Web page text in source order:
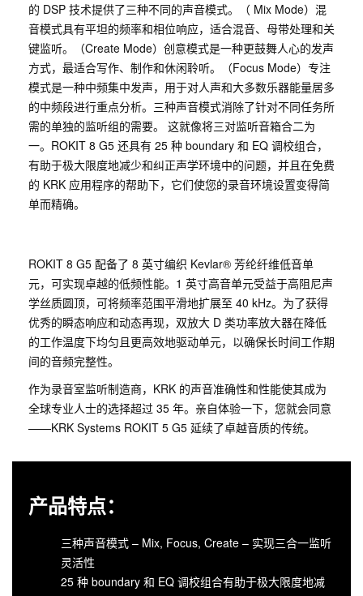
的 DSP 技术提供了三种不同的声音模式。（ Mix Mode）混
音模式具有平坦的频率和相位响应，适合混音、母带处理和关
键监听。（Create Mode）创意模式是一种更鼓舞人心的发声
方式，最适合写作、制作和休闲聆听。（Focus Mode）专注
模式是一种中频集中发声，用于对人声和大多数乐器能量居多
的中频段进行重点分析。三种声音模式消除了针对不同任务所
需的单独的监听组的需要。 这就像将三对监听音箱合二为
一。ROKIT 8 G5 还具有 25 种 boundary 和 EQ 调校组合，
有助于极大限度地减少和纠正声学环境中的问题，并且在免费
的 KRK 应用程序的帮助下，它们使您的录音环境设置变得简
单而精确。
ROKIT 8 G5 配备了 8 英寸编织 Kevlar® 芳纶纤维低音单
元，可实现卓越的低频性能。1 英寸高音单元受益于高阻尼声
学丝质圆顶，可将频率范围平滑地扩展至 40 kHz。为了获得
优秀的瞬态响应和动态再现，双放大 D 类功率放大器在降低
的工作温度下均匀且更高效地驱动单元，以确保长时间工作期
间的音频完整性。
作为录音室监听制造商，KRK 的声音准确性和性能使其成为
全球专业人士的选择超过 35 年。亲自体验一下，您就会同意
——KRK Systems ROKIT 5 G5 延续了卓越音质的传统。
产品特点：
三种声音模式 – Mix, Focus, Create – 实现三合一监听
灵活性
25 种 boundary 和 EQ 调校组合有助于极大限度地减